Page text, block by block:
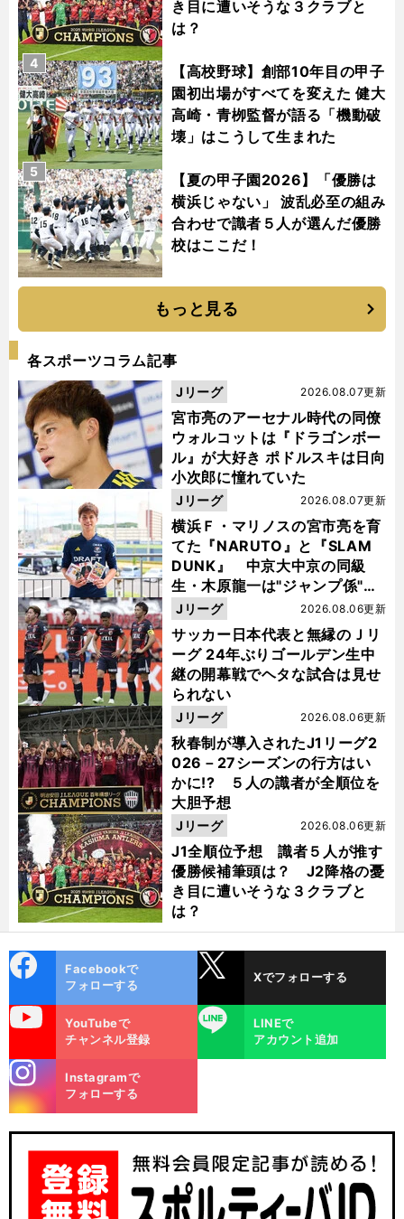
き目に遭いそうな３クラブと
は？
【高校野球】創部10年目の甲子
園初出場がすべてを変えた 健大
高崎・青栁監督が語る「機動破
壊」はこうして生まれた
4
【夏の甲子園2026】「優勝は
横浜じゃない」 波乱必至の組み
合わせで識者５人が選んだ優勝
校はここだ！
5
もっと見る
各スポーツコラム記事
宮市亮のアーセナル時代の同僚
ウォルコットは『ドラゴンボー
ル』が大好き ポドルスキは日向
小次郎に憧れていた
2026.08.07更新
Jリーグ
横浜Ｆ・マリノスの宮市亮を育
てた『NARUTO』と『SLAM
DUNK』 中京大中京の同級
生・木原龍一は"ジャンプ係"だ
った
2026.08.07更新
Jリーグ
サッカー日本代表と無縁のＪリ
ーグ 24年ぶりゴールデン生中
継の開幕戦でヘタな試合は見せ
られない
2026.08.06更新
Jリーグ
秋春制が導入されたJ1リーグ2
026－27シーズンの行方はい
かに!? ５人の識者が全順位を
大胆予想
2026.08.06更新
Jリーグ
J1全順位予想 識者５人が推す
優勝候補筆頭は？ J2降格の憂
き目に遭いそうな３クラブと
は？
2026.08.06更新
Jリーグ
ok
Facebookで
フォローする
Xでフォローする
YouTubeで
チャンネル登録
LINE
LINEで
アカウント追加
m
Instagramで
フォローする